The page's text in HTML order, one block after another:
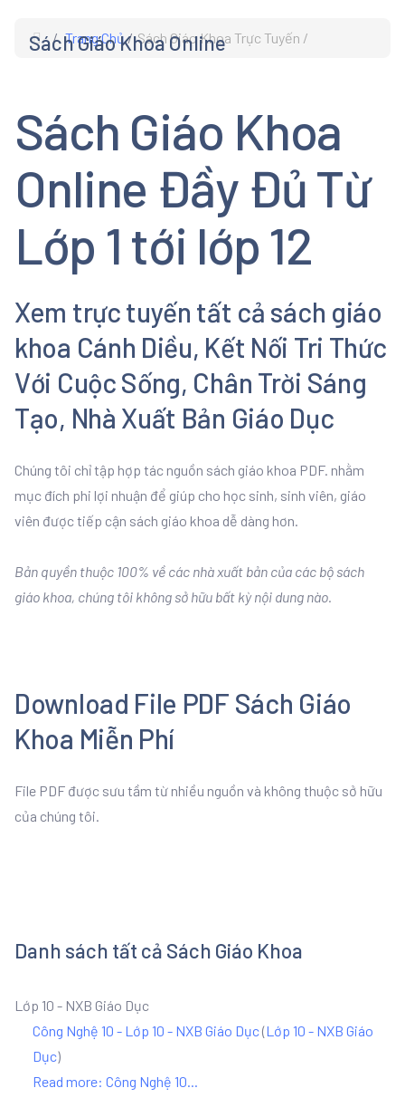
Sách Giáo Khoa Online
Trang Chủ Sách Giáo Khoa Trực Tuyến
Sách Giáo Khoa
Online Đầy Đủ Từ
Lớp 1 tới lớp 12
Xem trực tuyến tất cả sách giáo
khoa Cánh Diều, Kết Nối Tri Thức
Với Cuộc Sống, Chân Trời Sáng
Tạo, Nhà Xuất Bản Giáo Dục
Chúng tôi chỉ tập hợp tác nguồn sách giáo khoa PDF. nhằm
mục đích phi lợi nhuận để giúp cho học sinh, sinh viên, giáo
viên được tiếp cận sách giáo khoa dễ dàng hơn.
Bản quyền thuộc 100% về các nhà xuất bản của các bộ sách
giáo khoa, chúng tôi không sở hữu bất kỳ nội dung nào.
Download File PDF Sách Giáo
Khoa Miễn Phí
File PDF được sưu tầm từ nhiều nguồn và không thuộc sở hữu
của chúng tôi.
Danh sách tất cả Sách Giáo Khoa
Lớp 10 - NXB Giáo Dục
Công Nghệ 10 - Lớp 10 - NXB Giáo Dục(Lớp 10 - NXB Giáo
Dục)
Read more: Công Nghệ 10...